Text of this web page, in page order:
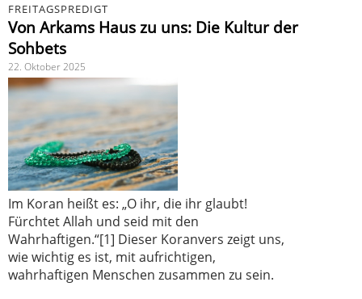
FREITAGSPREDIGT
Von Arkams Haus zu uns: Die Kultur der
Sohbets
22. Oktober 2025
Im Koran heißt es: „O ihr, die ihr glaubt!
Fürchtet Allah und seid mit den
Wahrhaftigen.“[1] Dieser Koranvers zeigt uns,
wie wichtig es ist, mit aufrichtigen,
wahrhaftigen Menschen zusammen zu sein.